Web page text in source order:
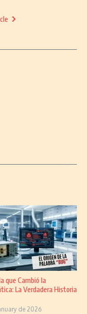
que Cambió la
La Verdadera Historia
de 2026